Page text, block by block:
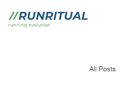
All Posts